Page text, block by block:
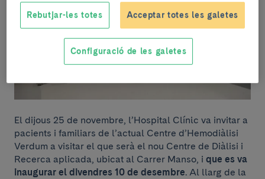
El dijous 25 de novembre, l’Hospital Clínic va invitar a
pacients i familiars de l’actual Centre d’Hemodiàlisi
Verdum a visitar el que serà el nou Centre de Diàlisi i
Recerca aplicada, ubicat al Carrer Manso, i que es va
inaugurar el divendres 10 de desembre. Al llarg de la
Rebutjar-les totes Acceptar totes les galetes
Configuració de les galetes